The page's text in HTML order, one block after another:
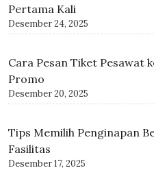
Pertama Kali
Desember 24, 2025
Cara Pesan Tiket Pesawat
Promo
Desember 20, 2025
Tips Memilih Penginapan
Fasilitas
Desember 17, 2025